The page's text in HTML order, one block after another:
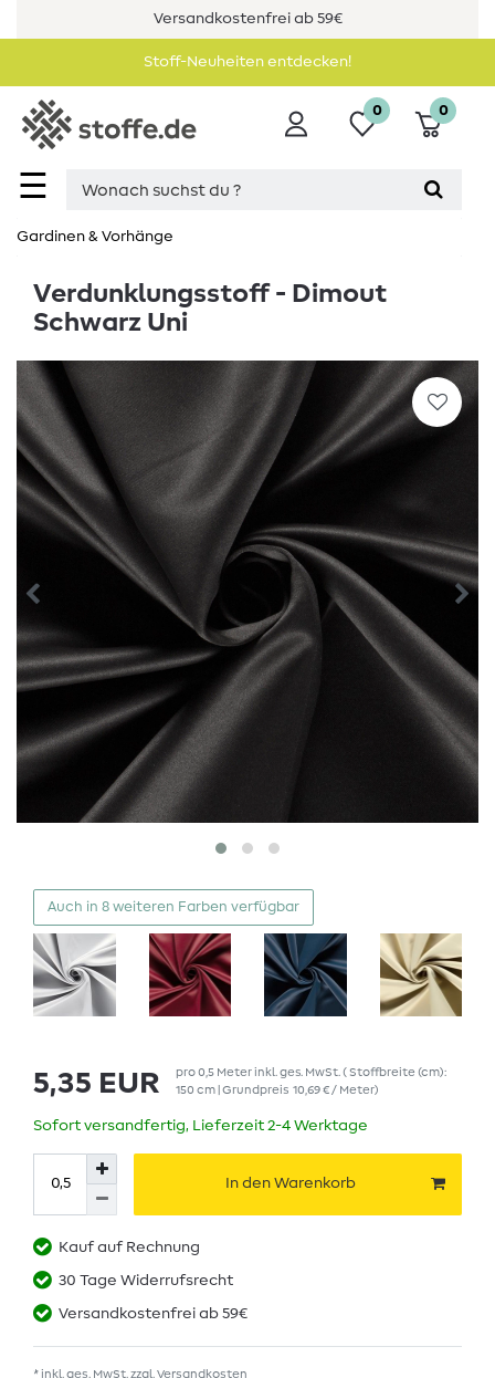
Versandkostenfrei ab 59€
Stoff-Neuheiten entdecken!
☰
0 0
Gardinen & Vorhänge
Verdunklungsstoff - Dimout
Schwarz Uni
Auch in 8 weiteren Farben verfügbar
5,35 EUR pro0,5 Meterinkl. ges. MwSt. ( Stoffbreite (cm):
150 cm | Grundpreis 10,69 € / Meter)
Sofort versandfertig, Lieferzeit 2-4 Werktage
In den Warenkorb
Kauf auf Rechnung
30 Tage Widerrufsrecht
Versandkostenfrei ab 59€
* inkl. ges. MwSt. zzgl. Versandkosten